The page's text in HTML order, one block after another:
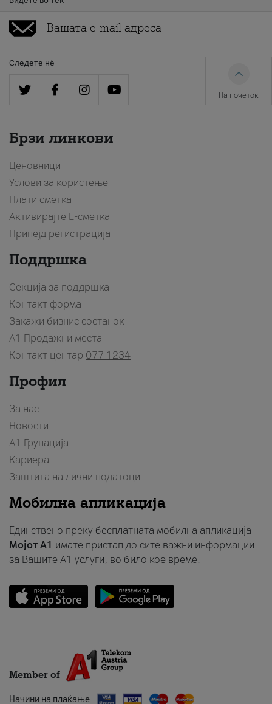
Следете нè
На почеток
Брзи линкови
Ценовници
Услови за користење
Плати сметка
Активирајте Е-сметка
Припејд регистрација
Поддршка
Секција за поддршка
Контакт форма
Закажи бизнис состанок
A1 Продажни места
Контакт центар 077 1234
Профил
За нас
Новости
А1 Групација
Кариера
Заштита на лични податоци
Мобилна апликација
Единствено преку бесплатната мобилна апликација
Мојот A1 имате пристап до сите важни информации
за Вашите A1 услуги, во било кое време.
Member of
Начини на плаќање